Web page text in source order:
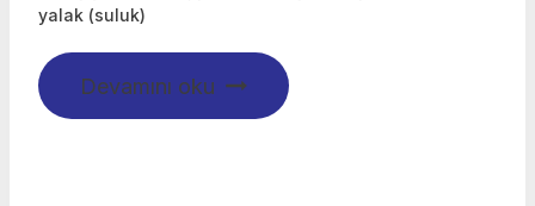
yalak (suluk)
Devamını oku